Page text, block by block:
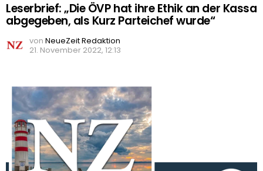
Leserbrief: „Die ÖVP hat ihre Ethik an der Kassa
abgegeben, als Kurz Parteichef wurde“
von NeueZeit Redaktion
21. November 2022, 12:13